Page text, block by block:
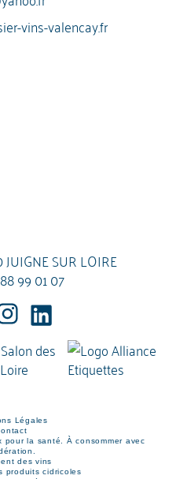
vins-valencay.fr
SUR LOIRE
99 01 07
Légales
pour la santé. À consommer avec
des vins
produits cidricoles